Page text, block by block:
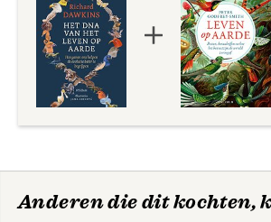
Anderen die dit kochten,